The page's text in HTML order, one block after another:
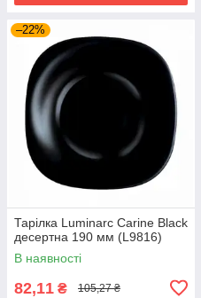
–22%
Тарілка Luminarc Carine Black
десертна 190 мм (L9816)
В наявності
82,11 ₴ 105,27 ₴